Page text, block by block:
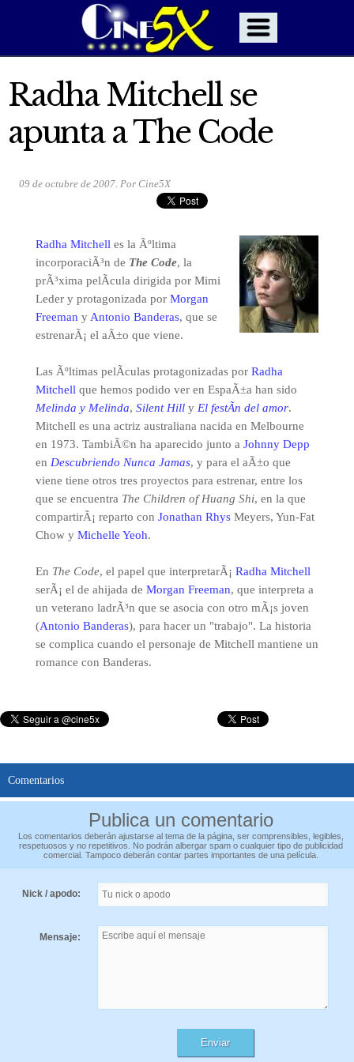
Radha Mitchell se
apunta a The Code
09 de octubre de 2007. Por Cine5X
Radha Mitchell es la Ãºltima
incorporaciÃ³n de The Code, la
prÃ³xima pelÃ­cula dirigida por Mimi
Leder y protagonizada por Morgan
Freeman y Antonio Banderas, que se
estrenarÃ¡ el aÃ±o que viene.
Las Ãºltimas pelÃ­culas protagonizadas por Radha
Mitchell que hemos podido ver en EspaÃ±a han sido
Melinda y Melinda, Silent Hilly El festÃ­n del amor.
Mitchell es una actriz australiana nacida en Melbourne
en 1973. TambiÃ©n ha aparecido junto a Johnny Depp
en Descubriendo Nunca Jamas, y para el aÃ±o que
viene tiene otros tres proyectos para estrenar, entre los
que se encuentra The Children of Huang Shi, en la que
compartirÃ¡ reparto con Jonathan RhysMeyers, Yun-Fat
Chow y Michelle Yeoh.
En The Code, el papel que interpretarÃ¡ Radha Mitchell
serÃ¡ el de ahijada de Morgan Freeman, que interpreta a
un veterano ladrÃ³n que se asocia con otro mÃ¡s joven
(Antonio Banderas), para hacer un "trabajo". La historia
se complica cuando el personaje de Mitchell mantiene un
romance con Banderas.
Comentarios
Publica un comentario
Los comentarios deberán ajustarse al tema de la página, ser comprensibles, legibles,
respetuosos y no repetitivos. No podrán albergar spam o cualquier tipo de publicidad
comercial. Tampoco deberán contar partes importantes de una película.
Nick / apodo:
Mensaje: